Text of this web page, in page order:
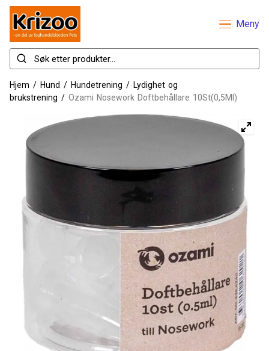
Meny
Hjem / Hund / Hundetrening / Lydighet og
brukstrening / Ozami Nosework Doftbehållare 10St(0,5Ml)